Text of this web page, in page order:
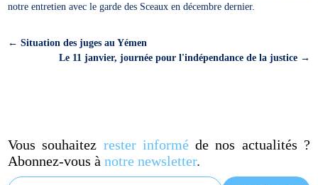
notre entretien avec le garde des Sceaux en décembre dernier.
←Situation des juges au Yémen
Le 11 janvier, journée pour l'indépendance de la justice→
Vous souhaitez rester informéde nos actualités ?
Abonnez-vous ànotre newsletter.